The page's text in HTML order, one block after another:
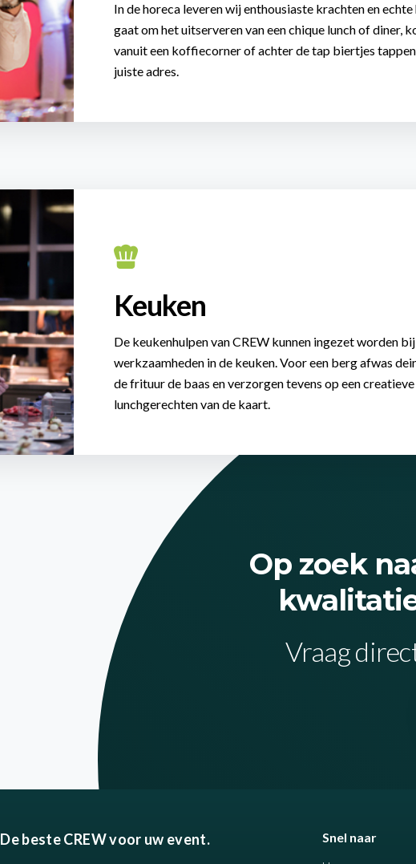
In de horeca leveren wij enthousiaste krachten en
gaat om het uitserveren van een chique lunch of diner,
vanuit een koffiecorner of achter de tap biertjes
juiste adres.
Keuken
De keukenhulpen van CREW kunnen ingezet worden
werkzaamheden in de keuken. Voor een berg afwas
de frituur de baas en verzorgen tevens op een
lunchgerechten van de kaart.
Op zoek
Vraag
De beste CREW voor uw event. Snel naar